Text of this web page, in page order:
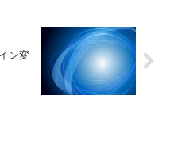
ン変